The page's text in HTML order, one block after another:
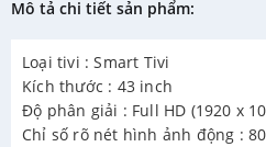
Mô tả chi tiết sản phẩm:
Loại tivi : Smart Tivi
Kích thước : 43 inch
Độ phân giải : Full HD (1920 x
Chỉ số rõ nét hình ảnh động :